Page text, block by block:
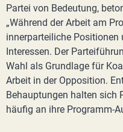
Partei von Bedeutung,
„Während der Arbeit am
innerparteiliche Positionen
Interessen. Der
Wahl als Grundlage für
Arbeit in der Opposition.
Behauptungen halten sich
häufig an ihre Programm-